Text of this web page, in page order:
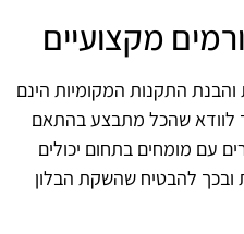
מקצועיים
והבנת התקנות המקומיות הינם
לוודא שהכל מתבצע בהתאם
עם מומחים בתחום יכולים
ובכך להבטיח שהשקת הבלון